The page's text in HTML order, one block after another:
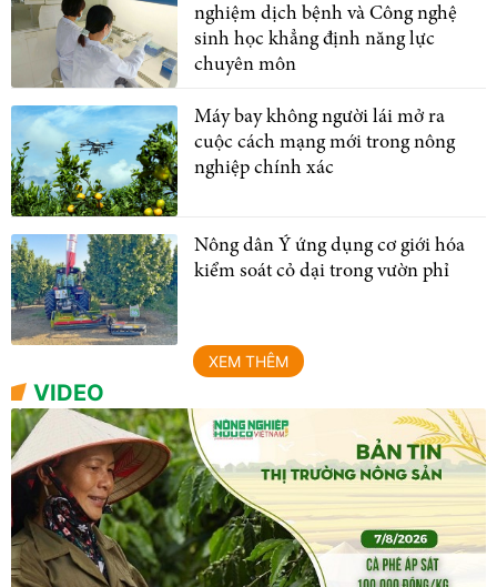
nghiệm dịch bệnh và Công nghệ
sinh học khẳng định năng lực
chuyên môn
Máy bay không người lái mở ra
cuộc cách mạng mới trong nông
nghiệp chính xác
Nông dân Ý ứng dụng cơ giới hóa
kiểm soát cỏ dại trong vườn phỉ
XEM THÊM
VIDEO